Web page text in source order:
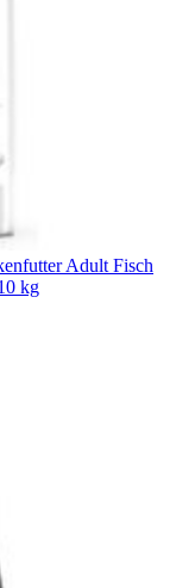
Adult Fisch
kg